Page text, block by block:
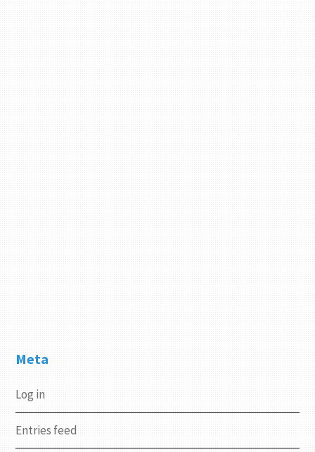
Meta
Log in
Entries feed